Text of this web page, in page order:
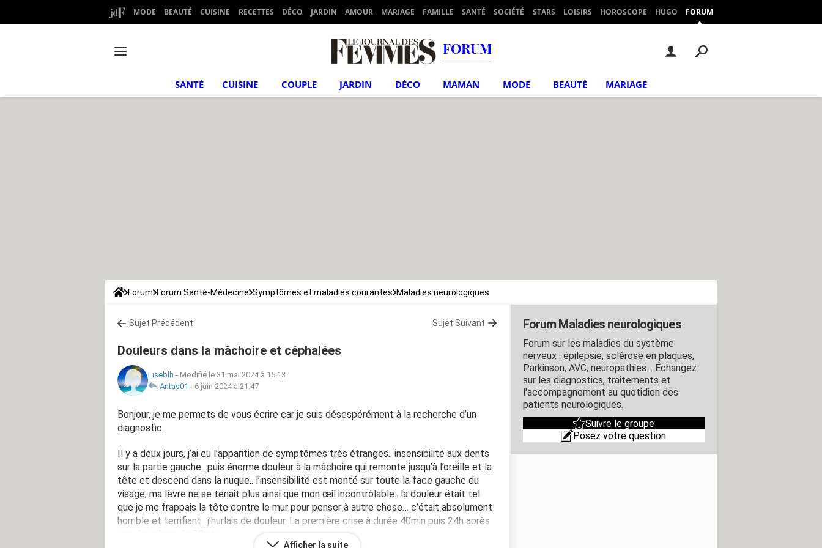
MODE BEAUTÉ CUISINE RECETTES DÉCO JARDIN AMOUR MARIAGE FAMILLE SANTÉ SOCIÉTÉ STARS LOISIRS HOROSCOPE HUGO FORUM
FORUM
SANTÉ CUISINE COUPLE JARDIN DÉCO MAMAN MODE BEAUTÉ MARIAGE
Forum Forum Santé-Médecine Symptômes et maladies courantes Maladies neurologiques
Sujet Précédent Sujet Suivant
Douleurs dans la mâchoire et céphalées
Liseblh - Modifié le 31 mai 2024 à 15:13
Antas01 - 6 juin 2024 à 21:47
Bonjour, je me permets de vous écrire car je suis désespérément à la recherche d’un
diagnostic..
Il y a deux jours, j’ai eu l’apparition de symptômes très étranges.. insensibilité aux dents
sur la partie gauche.. puis énorme douleur à la mâchoire qui remonte jusqu’à l’oreille et la
tête et descend dans la nuque.. l’insensibilité est monté sur toute la face gauche du
visage, ma lèvre ne se tenait plus ainsi que mon œil incontrôlable.. la douleur était tel
que je me frappais la tête contre le mur pour penser à autre chose… c’était absolument
horrible et terrifiant.. j’hurlais de douleur. La première crise à durée 40min puis 24h après
une deuxième de 20min..
Afficher la suite
Forum Maladies neurologiques
Forum sur les maladies du système
nerveux : épilepsie, sclérose en plaques,
Parkinson, AVC, neuropathies… Échangez
sur les diagnostics, traitements et
l'accompagnement au quotidien des
patients neurologiques.
Suivre le groupe
Posez votre question